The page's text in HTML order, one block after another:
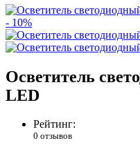
- 10%
Осветитель
LED
Рейтинг:
0 отзывов